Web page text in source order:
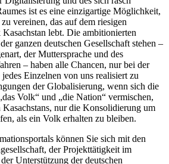
ist es eine einzigartige Möglichkeit,
vereinen, das auf dem riesigen
lebt. Die ambitionierten
ganzen deutschen Gesellschaft stehen –
der Muttersprache und des
– haben alle Chancen, nur bei der
Einzelnen von uns realisiert zu
der Globalisierung, wenn sich die
Volk“ und „die Nation“ vermischen,
nur die Konsolidierung um
als ein Volk erhalten zu bleiben.
können Sie sich mit den
der Projekttätigkeit im
Unterstützung der deutschen